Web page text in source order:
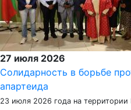
27 июля 2026
Солидарность в борьбе
апартеида
23 июля 2026 года на территории